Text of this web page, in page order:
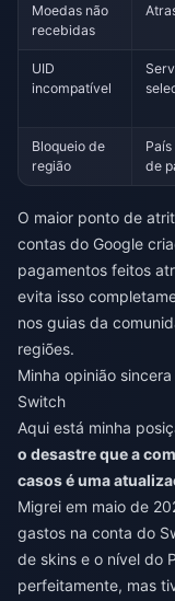
Moedas não
recebidas
UID
incompatível
Bloqueio de
região
de
O maior ponto de
contas do Google
pagamentos feitos
evita isso
nos guias da
regiões.
Minha opinião
Switch
Aqui está minha
o desastre que a
casos é uma
Migrei em maio de
gastos na conta do
de skins e o nível do
perfeitamente, mas